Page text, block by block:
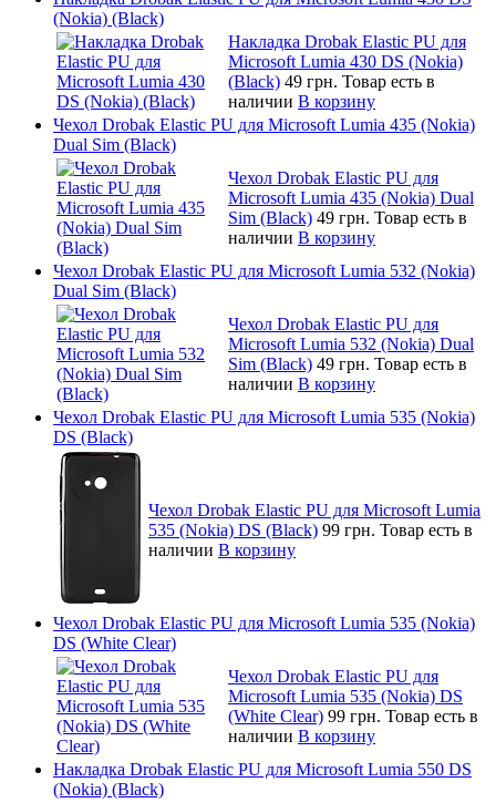
(Nokia) (Black)
Накладка Drobak Elastic PU для
Microsoft Lumia 430 DS (Nokia)
(Black) 49 грн. Товар есть в
наличии В корзину
Чехол Drobak Elastic PU для Microsoft Lumia 435 (Nokia)
Dual Sim (Black)
Чехол Drobak Elastic PU для
Microsoft Lumia 435 (Nokia) Dual
Sim (Black) 49 грн. Товар есть в
наличии В корзину
Чехол Drobak Elastic PU для Microsoft Lumia 532 (Nokia)
Dual Sim (Black)
Чехол Drobak Elastic PU для
Microsoft Lumia 532 (Nokia) Dual
Sim (Black) 49 грн. Товар есть в
наличии В корзину
Чехол Drobak Elastic PU для Microsoft Lumia 535 (Nokia)
DS (Black)
Чехол Drobak Elastic PU для Microsoft Lumia
535 (Nokia) DS (Black) 99 грн. Товар есть в
наличии В корзину
Чехол Drobak Elastic PU для Microsoft Lumia 535 (Nokia)
DS (White Clear)
Чехол Drobak Elastic PU для
Microsoft Lumia 535 (Nokia) DS
(White Clear) 99 грн. Товар есть в
наличии В корзину
Накладка Drobak Elastic PU для Microsoft Lumia 550 DS
(Nokia) (Black)